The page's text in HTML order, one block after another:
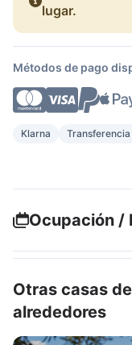
lugar.
Métodos de pago
Klarna
Ocupación /
Otras casas
alrededores